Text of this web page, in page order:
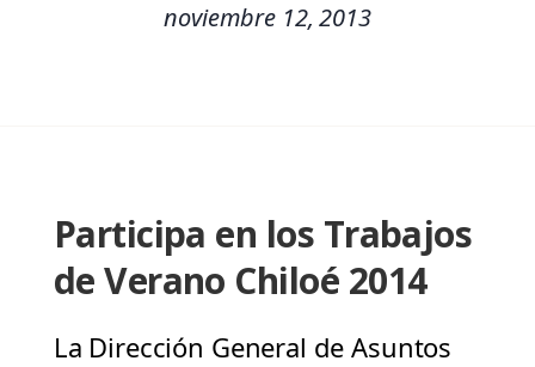
noviembre 12, 2013
Participa en los Trabajos
de Verano Chiloé 2014
La Dirección General de Asuntos